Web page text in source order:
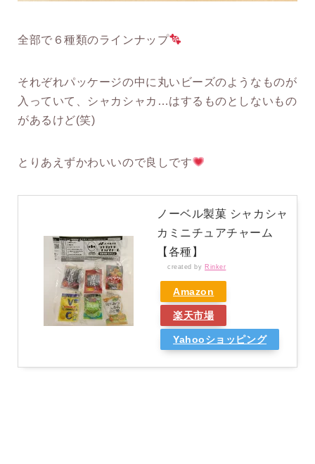
全部で６種類のラインナップ
それぞれパッケージの中に丸いビーズのようなものが
入っていて、シャカシャカ…はするものとしないもの
があるけど(笑)
とりあえずかわいいので良しです
ノーベル製菓 シャカシャ
カミニチュアチャーム
【各種】
created by Rinker
Amazon
楽天市場
Yahooショッピング